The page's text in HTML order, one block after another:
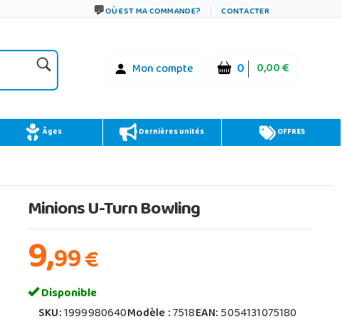
OÙ EST MA COMMANDE? CONTACTER
Mon compte 0 0,00 €
Âges Dernières unités OFFRES
Minions U-Turn Bowling
9,99€
Disponible
SKU:1999980640Modèle :7518EAN:5054131075180